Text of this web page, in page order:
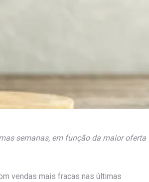
semanas, em função da maior oferta
vendas mais fracas nas últimas